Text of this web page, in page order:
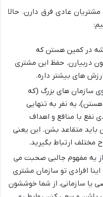
عادی فرق دارن. حالا
در کمین هستن که
دربیارن. حفظ این مشتری
های بیشتر داره.
سازمان های بزرگ (که
یه نفر به تنهایی
نفع با منافع و اهداف
متقاعد بشن. این یعنی
مختلف ارتباط بگیرید.
یه مفهوم جالبی صحبت می
افرادی تو سازمان مشتری
یا سازمانی، از شما خوششون